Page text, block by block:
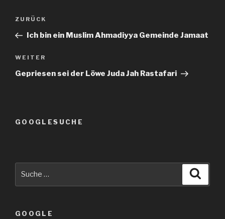
Beitrags-
Vorheriger
Beitrag
ZURÜCK
Ich bin ein Muslim Ahmadiyya Gemeinde Jamaat
Nächster
Beitrag
WEITER
Gepriesen sei der Löwe Juda Jah Rastafari
GOOGLESUCHE
GOOGLE